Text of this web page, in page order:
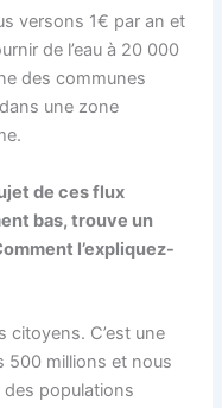
versons 1€ par an et
de l’eau à 20 000
des communes
une zone
de ces flux
bas, trouve un
l’expliquez-
citoyens. C’est une
500 millions et nous
populations